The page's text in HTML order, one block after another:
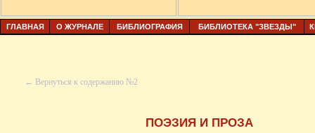
ГЛАВНАЯ О ЖУРНАЛЕ БИБЛИОГРАФИЯ БИБЛИОТЕКА "ЗВЕЗДЫ"
← Вернуться к содержанию №2
ПОЭЗИЯ И ПРОЗА